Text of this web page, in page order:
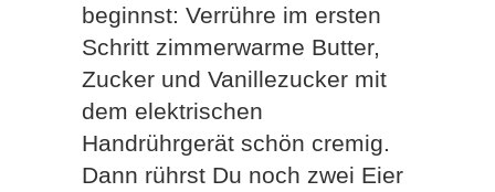
beginnst: Verrühre im ersten
Schritt zimmerwarme Butter,
Zucker und Vanillezucker mit
dem elektrischen
Handrührgerät schön cremig.
Dann rührst Du noch zwei Eier